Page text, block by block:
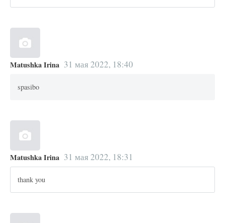
Matushka Irina 31 мая 2022, 18:40
spasibo
Matushka Irina 31 мая 2022, 18:31
thank you